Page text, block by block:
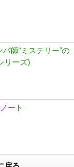
師“ミステリー”の
リーズ)
ート